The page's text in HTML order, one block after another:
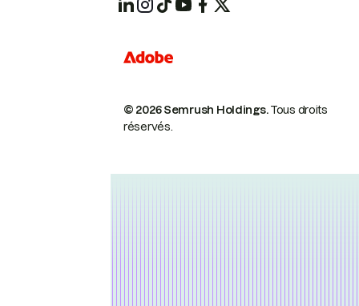
© 2026 Semrush Holdings.Tous droits
réservés.